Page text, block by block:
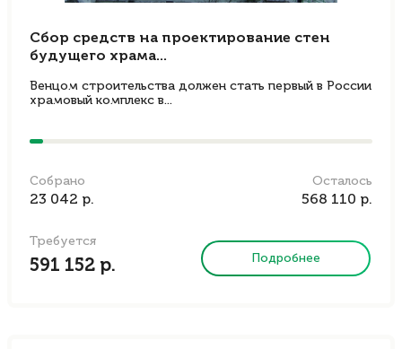
Сбор средств на проектирование стен
будущего храма...
Венцом строительства должен стать первый в России
храмовый комплекс в...
Собрано
23 042 р.
Осталось
568 110 р.
Требуется
591 152 р. Подробнее